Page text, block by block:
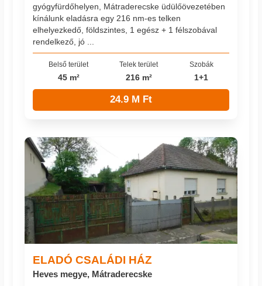
gyógyfürdőhelyen, Mátraderecske üdülőövezetében
kínálunk eladásra egy 216 nm-es telken
elhelyezkedő, földszintes, 1 egész + 1 félszobával
rendelkező, jó ...
Belső terület
45 m²
Telek terület
216 m²
Szobák
1+1
24.9 M Ft
ELADÓ CSALÁDI HÁZ
Heves megye, Mátraderecske